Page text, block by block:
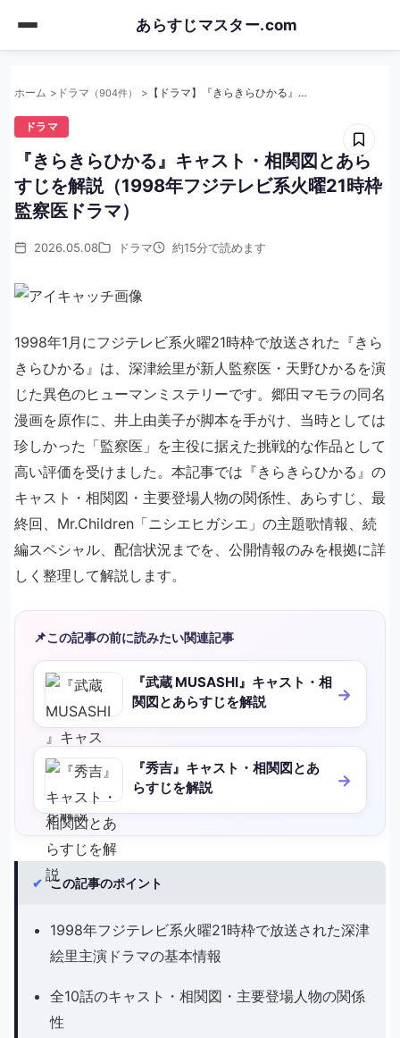
content
あらすじマスター.com
ホーム ドラマ （904件） 【ドラマ】『きらきらひかる』キャスト・相関図とあらすじを解説（1998年フジテレビ系火曜21時枠 監察医ドラマ）
ドラマ
『きらきらひかる』キャスト・相関図とあら
すじを解説（1998年フジテレビ系火曜21時枠
監察医ドラマ）
2026.05.08 ドラマ 約15分で読めます
1998年1月にフジテレビ系火曜21時枠で放送された『きら
きらひかる』は、深津絵里が新人監察医・天野ひかるを演
じた異色のヒューマンミステリーです。郷田マモラの同名
漫画を原作に、井上由美子が脚本を手がけ、当時としては
珍しかった「監察医」を主役に据えた挑戦的な作品として
高い評価を受けました。本記事では『きらきらひかる』の
キャスト・相関図・主要登場人物の関係性、あらすじ、最
終回、Mr.Children「ニシエヒガシエ」の主題歌情報、続
編スペシャル、配信状況までを、公開情報のみを根拠に詳
しく整理して解説します。
📌この記事の前に読みたい関連記事
『武蔵 MUSASHI』キャスト・相
関図とあらすじを解説
『秀吉』キャスト・相関図とあ
らすじを解説
✔ この記事のポイント
1998年フジテレビ系火曜21時枠で放送された深津
絵里主演ドラマの基本情報
全10話のキャスト・相関図・主要登場人物の関係
性